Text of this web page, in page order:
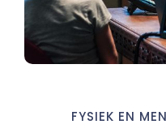
FYSIEK EN